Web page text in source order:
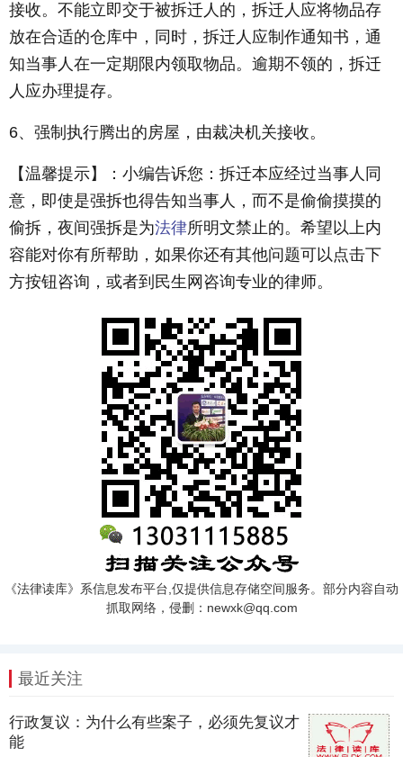
接收。不能立即交于被拆迁人的，拆迁人应将物品存
放在合适的仓库中，同时，拆迁人应制作通知书，通
知当事人在一定期限内领取物品。逾期不领的，拆迁
人应办理提存。
6、强制执行腾出的房屋，由裁决机关接收。
【温馨提示】：小编告诉您：拆迁本应经过当事人同
意，即使是强拆也得告知当事人，而不是偷偷摸摸的
偷拆，夜间强拆是为法律所明文禁止的。希望以上内
容能对你有所帮助，如果你还有其他问题可以点击下
方按钮咨询，或者到民生网咨询专业的律师。
《法律读库》系信息发布平台,仅提供信息存储空间服务。部分内容自动
抓取网络，侵删：newxk@qq.com
最近关注
行政复议：为什么有些案子，必须先复议才
能